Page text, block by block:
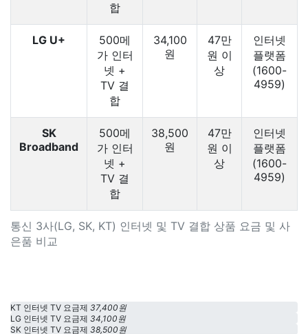
통신 3사(LG, SK, KT) 인터넷 및 TV 결합 상품 요금 및 사
은품 비교
합
LG U+
500메
가 인터
넷 +
TV 결
합
34,100
원
47만
원 이
상
인터넷
플랫폼
(1600-
4959)
SK
Broadband
500메
가 인터
넷 +
TV 결
합
38,500
원
47만
원 이
상
인터넷
플랫폼
(1600-
4959)
KT 인터넷 TV 요금제 37,400원
LG 인터넷 TV 요금제 34,100원
SK 인터넷 TV 요금제 38,500원